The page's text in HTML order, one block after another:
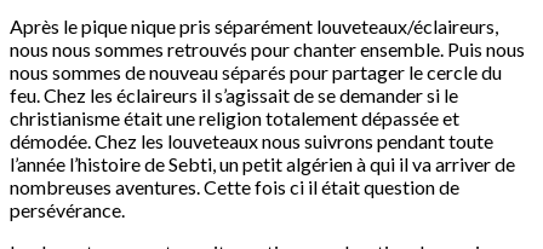
Après le pique nique pris séparément louveteaux/éclaireurs,
nous nous sommes retrouvés pour chanter ensemble. Puis nous
nous sommes de nouveau séparés pour partager le cercle du
feu. Chez les éclaireurs il s’agissait de se demander si le
christianisme était une religion totalement dépassée et
démodée. Chez les louveteaux nous suivrons pendant toute
l’année l’histoire de Sebti, un petit algérien à qui il va arriver de
nombreuses aventures. Cette fois ci il était question de
persévérance.